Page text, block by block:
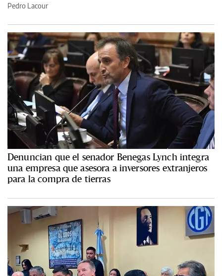
Pedro Lacour
Denuncian que el senador Benegas Lynch integra
una empresa que asesora a inversores extranjeros
para la compra de tierras